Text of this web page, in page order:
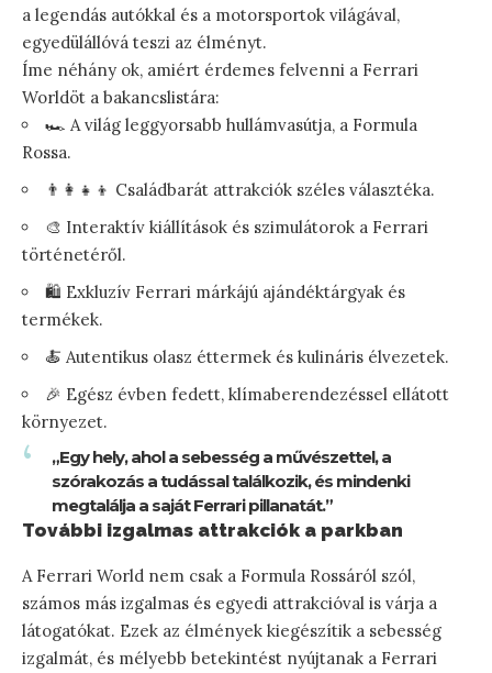
a legendás autókkal és a motorsportok világával,
egyedülállóvá teszi az élményt.
Íme néhány ok, amiért érdemes felvenni a Ferrari
Worldöt a bakancslistára:
🏎️ A világ leggyorsabb hullámvasútja, a Formula
Rossa.
👨‍👩‍👧‍👦 Családbarát attrakciók széles választéka.
🎨 Interaktív kiállítások és szimulátorok a Ferrari
történetéről.
🛍️ Exkluzív Ferrari márkájú ajándéktárgyak és
termékek.
🍝 Autentikus olasz éttermek és kulináris élvezetek.
🎉 Egész évben fedett, klímaberendezéssel ellátott
környezet.
„Egy hely, ahol a sebesség a művészettel, a
szórakozás a tudással találkozik, és mindenki
megtalálja a saját Ferrari pillanatát.”
További izgalmas attrakciók a parkban
A Ferrari World nem csak a Formula Rossáról szól,
számos más izgalmas és egyedi attrakcióval is várja a
látogatókat. Ezek az élmények kiegészítik a sebesség
izgalmát, és mélyebb betekintést nyújtanak a Ferrari